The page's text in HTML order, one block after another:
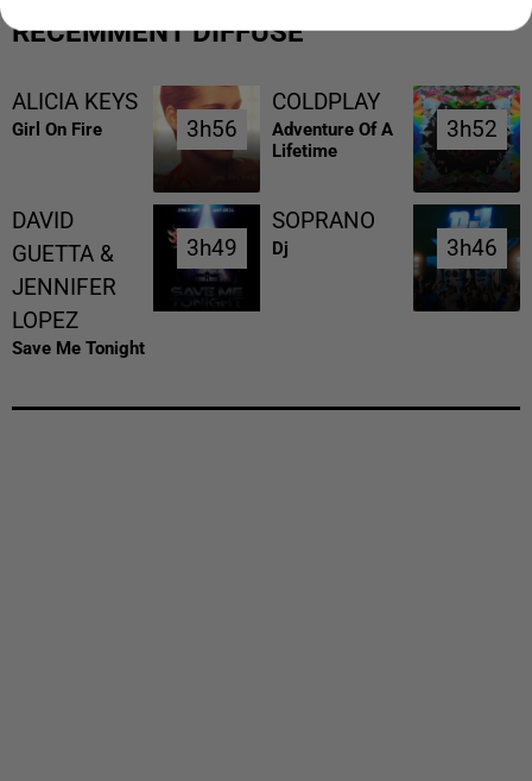
RÉCEMMENT DIFFUSÉ
ALICIA KEYS
Girl On Fire 3h56
3h56
COLDPLAY
Adventure Of A
Lifetime
3h52
3h52
DAVID
GUETTA &
JENNIFER
LOPEZ
Save Me Tonight
3h49
3h49
SOPRANO
Dj 3h46
3h46